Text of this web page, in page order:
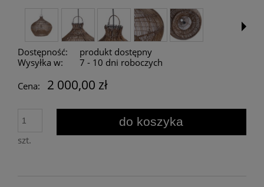
Dostępność:
produkt dostępny
Wysyłka w:
7 - 10 dni roboczych
Cena:
2 000,00 zł
szt.
do koszyka